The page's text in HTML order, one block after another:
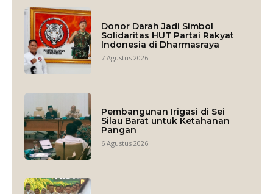
Donor Darah Jadi Simbol
Solidaritas HUT Partai Rakyat
Indonesia di Dharmasraya
7 Agustus 2026
Pembangunan Irigasi di Sei
Silau Barat untuk Ketahanan
Pangan
6 Agustus 2026